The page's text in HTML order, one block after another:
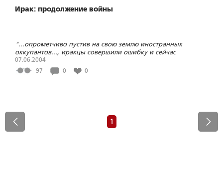
Ирак: продолжение войны
"...опрометчиво пустив на свою землю иностранных
оккупантов..., иракцы совершили ошибку и сейчас
вынуждены за нее расплачиваться еще большей ценой не
только собственной крови, но и унижения национального
достоинства"
07.06.2004
97
0 0
1